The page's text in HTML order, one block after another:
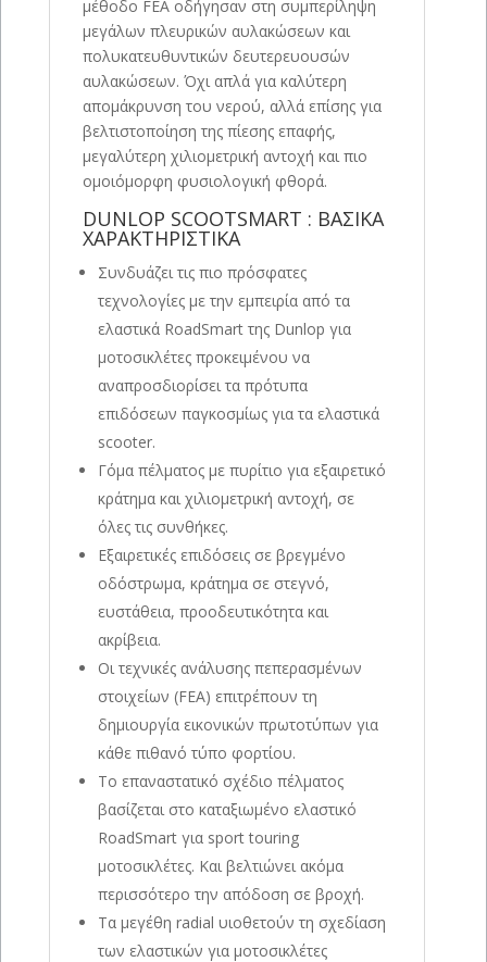
μέθοδο FEA οδήγησαν στη συμπερίληψη
μεγάλων πλευρικών αυλακώσεων και
πολυκατευθυντικών δευτερευουσών
αυλακώσεων. Όχι απλά για καλύτερη
απομάκρυνση του νερού, αλλά επίσης για
βελτιστοποίηση της πίεσης επαφής,
μεγαλύτερη χιλιομετρική αντοχή και πιο
ομοιόμορφη φυσιολογική φθορά.
DUNLOP SCOOTSMART : ΒΑΣΙΚΑ
ΧΑΡΑΚΤΗΡΙΣΤΙΚΑ
Συνδυάζει τις πιο πρόσφατες
τεχνολογίες με την εμπειρία από τα
ελαστικά RoadSmart της Dunlop για
μοτοσικλέτες προκειμένου να
αναπροσδιορίσει τα πρότυπα
επιδόσεων παγκοσμίως για τα ελαστικά
scooter.
Γόμα πέλματος με πυρίτιο για εξαιρετικό
κράτημα και χιλιομετρική αντοχή, σε
όλες τις συνθήκες.
Εξαιρετικές επιδόσεις σε βρεγμένο
οδόστρωμα, κράτημα σε στεγνό,
ευστάθεια, προοδευτικότητα και
ακρίβεια.
Οι τεχνικές ανάλυσης πεπερασμένων
στοιχείων (FEA) επιτρέπουν τη
δημιουργία εικονικών πρωτοτύπων για
κάθε πιθανό τύπο φορτίου.
Το επαναστατικό σχέδιο πέλματος
βασίζεται στο καταξιωμένο ελαστικό
RoadSmart για sport touring
μοτοσικλέτες. Και βελτιώνει ακόμα
περισσότερο την απόδοση σε βροχή.
Τα μεγέθη radial υιοθετούν τη σχεδίαση
των ελαστικών για μοτοσικλέτες